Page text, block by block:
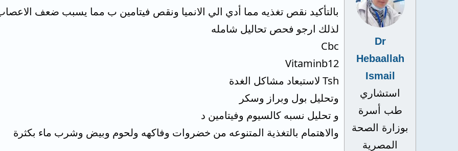
Dr
Hebaallah
Ismail
استشاري
طب أسرة
بوزارة الصحة
المصرية
بالتأكيد نقص تغذيه مما أدي الي الانميا ونقص فيتامين ب مما يسبب ضعف الاعصاب
لذلك ارجو فحص تحاليل شامله
Cbc
Vitaminb12
Tsh لاستبعاد مشاكل الغدة
وتحليل بول وبراز وسكر
و تحليل نسبه كالسيوم وفيتامين د
والاهتمام بالتغذية المتنوعه من خضروات وفاكهه ولحوم وبيض وشرب ماء بكثرة